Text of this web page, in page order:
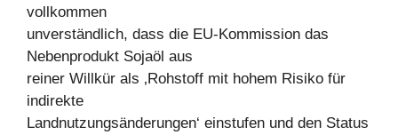
vollkommen
unverständlich, dass die EU-Kommission das
Nebenprodukt Sojaöl aus
reiner Willkür als ‚Rohstoff mit hohem Risiko für
indirekte
Landnutzungsänderungen‘ einstufen und den Status